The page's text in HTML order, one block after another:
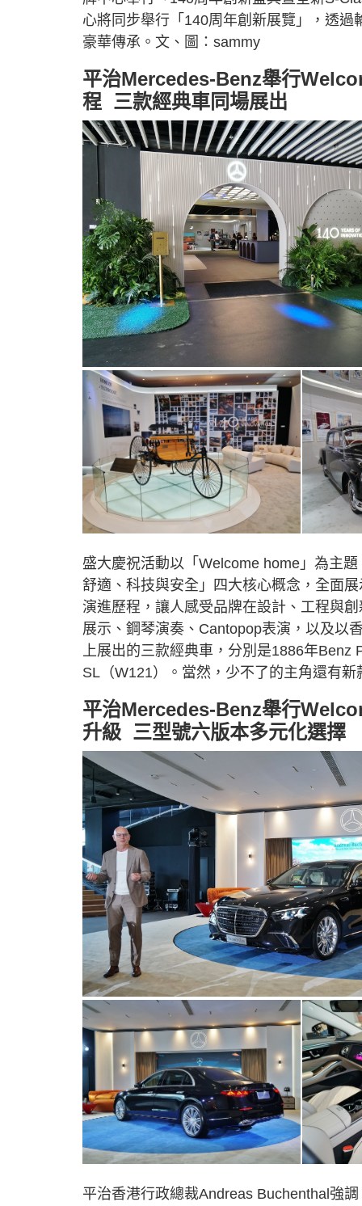
心將同步舉行「140周年創新展覽」，透
豪華傳承。文、圖：sammy
平治Mercedes-Benz舉行
程 三款經典車同場展出
盛大慶祝活動以「Welcome home」為主
舒適、科技與安全」四大核心概念，全面
演進歷程，讓人感受品牌在設計、工程與
展示、鋼琴演奏、Cantopop表演，以及以
上展出的三款經典車，分別是1886年
SL（W121）。當然，少不了的主角還有新
平治Mercedes-Benz舉行
升級 三型號六版本多元化選擇
平治香港行政總裁Andreas Buchenthal強